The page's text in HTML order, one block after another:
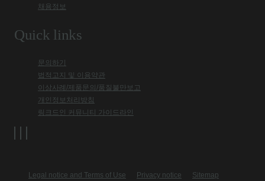
채용정보
Quick links
문의하기
법적고지 및 이용약관
이상사례/제품문의/품질불만보고
개인정보처리방침
링크드인 커뮤니티 가이드라인
Legal notice and Terms of Use Privacy notice
Sitemap